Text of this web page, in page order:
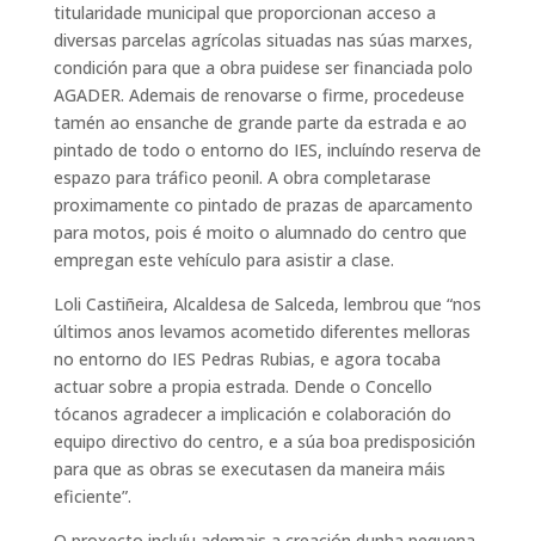
titularidade municipal que proporcionan acceso a
diversas parcelas agrícolas situadas nas súas marxes,
condición para que a obra puidese ser financiada polo
AGADER. Ademais de renovarse o firme, procedeuse
tamén ao ensanche de grande parte da estrada e ao
pintado de todo o entorno do IES, incluíndo reserva de
espazo para tráfico peonil. A obra completarase
proximamente co pintado de prazas de aparcamento
para motos, pois é moito o alumnado do centro que
empregan este vehículo para asistir a clase.
Loli Castiñeira, Alcaldesa de Salceda, lembrou que “nos
últimos anos levamos acometido diferentes melloras
no entorno do IES Pedras Rubias, e agora tocaba
actuar sobre a propia estrada. Dende o Concello
tócanos agradecer a implicación e colaboración do
equipo directivo do centro, e a súa boa predisposición
para que as obras se executasen da maneira máis
eficiente”.